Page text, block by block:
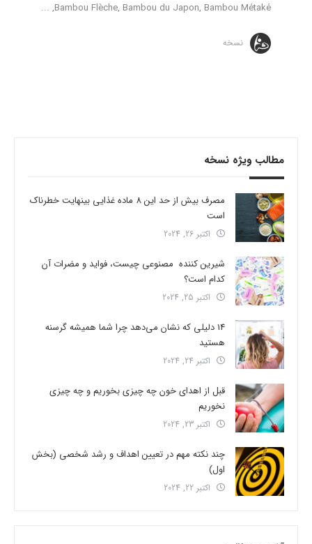
Bambou Flèche, Bambou du Japon, Bambou Métaké, ...
نسخه
مطالب ویژه نسخه
مصرف بیش از حد این 8 ماده غذایی بینهایت خطرناک
است
اکتبر 26, 2024
شیرین کننده مصنوعی چیست، فواید و مضرات آن
کدام است؟
اکتبر 25, 2024
14 دلیلی که نشان می‌دهد چرا شما همیشه گرسنه
هستید
اکتبر 24, 2024
قبل از اهدای خون چه چیزی بخوریم و چه چیزی
نخوریم
اکتبر 23, 2024
چند نکته مهم در تعیین اهداف و رشد شخصی (بخش
اول)
اکتبر 22, 2024